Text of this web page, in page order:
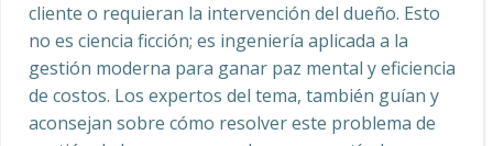
cliente o requieran la intervención del dueño. Esto
no es ciencia ficción; es ingeniería aplicada a la
gestión moderna para ganar paz mental y eficiencia
de costos. Los expertos del tema, también guían y
aconsejan sobre cómo resolver este problema de